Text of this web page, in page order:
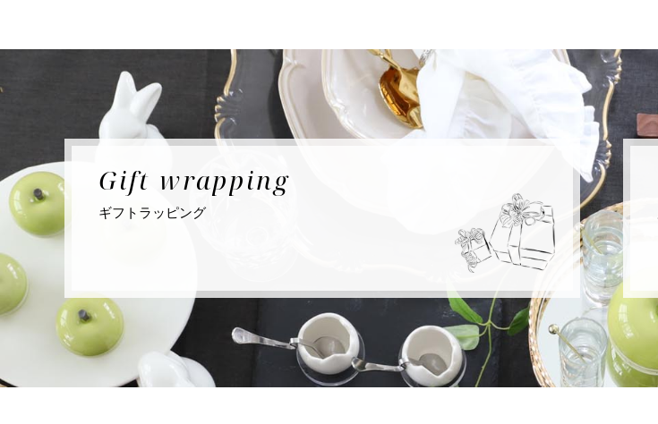
Gift wrapping
ギフト ラッピング